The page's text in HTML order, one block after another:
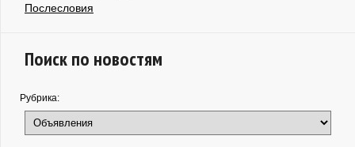
Послесловия
Поиск по новостям
Рубрика: